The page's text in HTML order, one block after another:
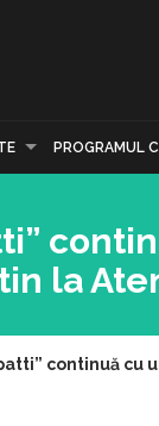
PROGRAMUL
la
continuă cu